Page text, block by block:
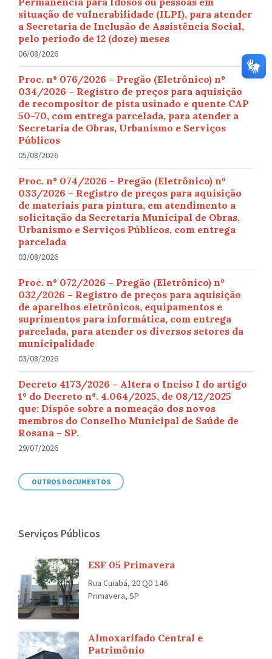
situação de vulnerabilidade (ILPI), para atender
a Secretaria de Inclusão de Assistência Social,
pelo período de 12 (doze) meses
06/08/2026
Proc. nº 076/2026 – Pregão (Eletrônico) nº
034/2026 – Registro de preços para aquisição
de recompositor de pista usinado e quente CAP
50-70, com entrega parcelada, para atender a
Secretaria de Obras, Urbanismo e Serviços
Públicos
05/08/2026
Proc. nº 074/2026 – Pregão (Eletrônico) nº
033/2026 – Registro de preços para aquisição
de materiais para pintura, em atendimento a
solicitação da Secretaria Municipal de Obras,
Urbanismo e Serviços Públicos, com entrega
parcelada
03/08/2026
Proc. nº 072/2026 – Pregão (Eletrônico) nº
032/2026 – Registro de preços para aquisição
de aparelhos eletrônicos, equipamentos e
suprimentos para informática, com entrega
parcelada, para atender os diversos setores da
municipalidade
03/08/2026
Decreto 4173/2026 – Altera o Inciso I do artigo
1º do Decreto nº. 4.064/2025, de 08/12/2025
que: Dispõe sobre a nomeação dos novos
membros do Conselho Municipal de Saúde de
Rosana – SP.
29/07/2026
OUTROS DOCUMENTOS
Serviços Públicos
ESF 05 Primavera
Rua Cuiabá, 20 QD 146
Primavera, SP
Almoxarifado Central e
Patrimônio